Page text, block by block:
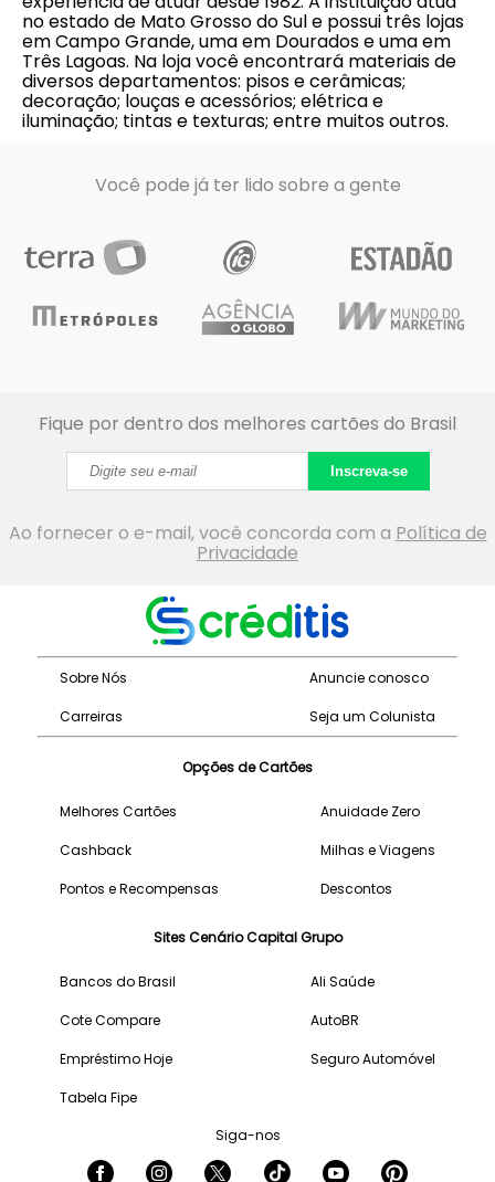
no estado de Mato Grosso do Sul e possui três lojas
em Campo Grande, uma em Dourados e uma em
Três Lagoas. Na loja você encontrará materiais de
diversos departamentos: pisos e cerâmicas;
decoração; louças e acessórios; elétrica e
iluminação; tintas e texturas; entre muitos outros.
Você pode já ter lido sobre a gente
Fique por dentro dos melhores cartões do Brasil
Inscreva-se
Ao fornecer o e-mail, você concorda com a Política de
Privacidade
Sobre Nós
Carreiras
Anuncie conosco
Seja um Colunista
Opções de Cartões
Melhores Cartões
Cashback
Pontos e Recompensas
Anuidade Zero
Milhas e Viagens
Descontos
Sites Cenário Capital Grupo
Bancos do Brasil
Cote Compare
Empréstimo Hoje
Tabela Fipe
Ali Saúde
AutoBR
Seguro Automóvel
Siga-nos